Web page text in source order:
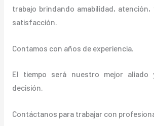
trabajo brindando amabilidad,
satisfacción.
Contamos con años de experiencia.
El tiempo será nuestro mejor aliado
decisión.
Contáctanos para trabajar con